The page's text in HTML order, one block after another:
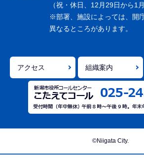
で
（祝・休日、12月29日から1
※部署、施設によっては、開
異なるところがあります。
アクセス 組織案内
©Niigata City.